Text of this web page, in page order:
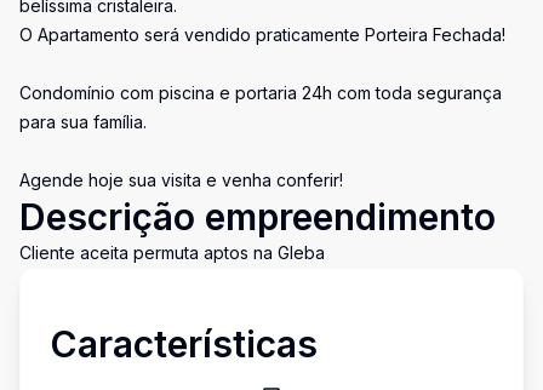
belíssima cristaleira.
O Apartamento será vendido praticamente Porteira Fechada!
Condomínio com piscina e portaria 24h com toda segurança
para sua família.
Agende hoje sua visita e venha conferir!
Descrição empreendimento
Cliente aceita permuta aptos na Gleba
Características